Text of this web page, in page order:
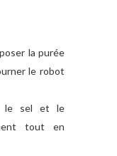
la purée
le robot
le sel et le
tout en